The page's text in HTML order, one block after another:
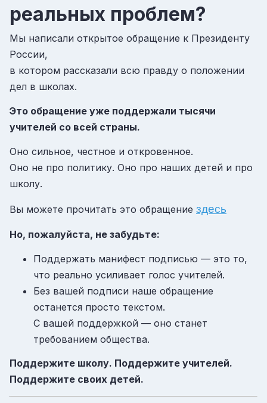
реальных проблем?
Мы написали открытое обращение к Президенту
России,
в котором рассказали всю правду о положении
дел в школах.
Это обращение уже поддержали тысячи
учителей со всей страны.
Оно сильное, честное и откровенное.
Оно не про политику. Оно про наших детей и про
школу.
Вы можете прочитать это обращение здесь
Но, пожалуйста, не забудьте:
Поддержать манифест подписью — это то,
что реально усиливает голос учителей.
Без вашей подписи наше обращение
останется просто текстом.
С вашей поддержкой — оно станет
требованием общества.
Поддержите школу. Поддержите учителей.
Поддержите своих детей.